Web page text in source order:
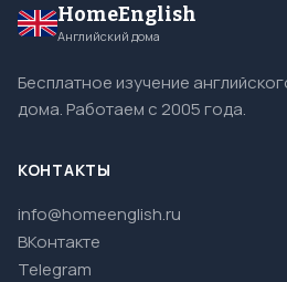
HomeEnglish
Английский дома
Бесплатное изучение
дома. Работаем с 2005 года.
КОНТАКТЫ
info@homeenglish.ru
ВКонтакте
Telegram